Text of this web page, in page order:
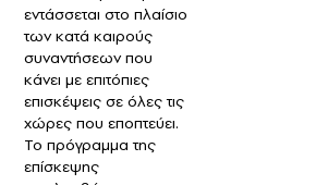
εντάσσεται στο πλαίσιο
των κατά καιρούς
συναντήσεων που
κάνει με επιτόπιες
επισκέψεις σε όλες τις
χώρες που εποπτεύει.
Το πρόγραμμα της
επίσκεψης